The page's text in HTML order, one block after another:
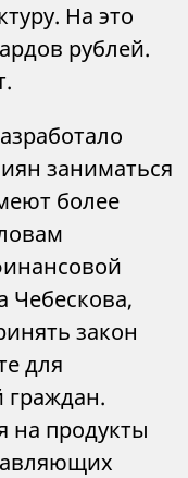
На это
рублей.
заниматься
более
Чебескова,
закон
для
граждан.
на продукты